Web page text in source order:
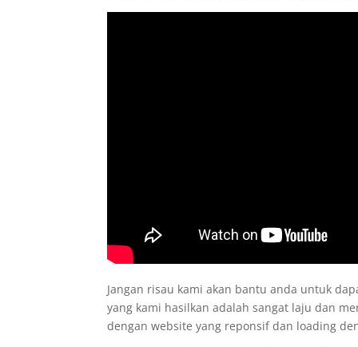
Jangan risau kami akan bantu anda untuk
yang kami hasilkan adalah sangat laju dan
dengan website yang reponsif dan loading